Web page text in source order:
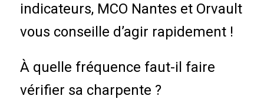
indicateurs, MCO Nantes et Orvault
vous conseille d’agir rapidement !
À quelle fréquence faut-il faire
vérifier sa charpente ?